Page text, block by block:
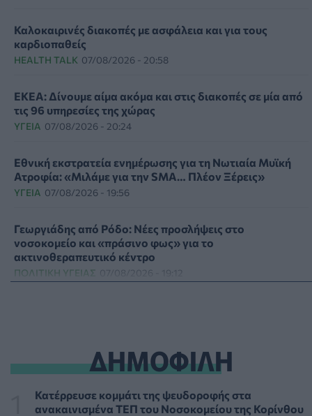
Καλοκαιρινές διακοπές με ασφάλεια και για τους
καρδιοπαθείς
HEALTH TALK 07/08/2026 - 20:58
ΕΚΕΑ: Δίνουμε αίμα ακόμα και στις διακοπές σε μία από
τις 96 υπηρεσίες της χώρας
ΥΓΕΊΑ 07/08/2026 - 20:24
Εθνική εκστρατεία ενημέρωσης για τη Νωτιαία Μυϊκή
Ατροφία: «Μιλάμε για την SMA… Πλέον Ξέρεις»
ΥΓΕΊΑ 07/08/2026 - 19:56
Γεωργιάδης από Ρόδο: Νέες προσλήψεις στο
νοσοκομείο και «πράσινο φως» για το
ακτινοθεραπευτικό κέντρο
ΠΟΛΙΤΙΚΉ ΥΓΕΊΑΣ 07/08/2026 - 19:12
Τι μπορεί να μας διδάξει η νέα ταινία του Spider-Man για
την απώλεια και το πένθος
ΨΥΧΙΚΉ ΥΓΕΊΑ 07/08/2026 - 18:11
ΔΗΜΟΦΙΛΗ
Κατέρρευσε κομμάτι της ψευδοροφής στα
ανακαινισμένα ΤΕΠ του Νοσοκομείου της Κορίνθου